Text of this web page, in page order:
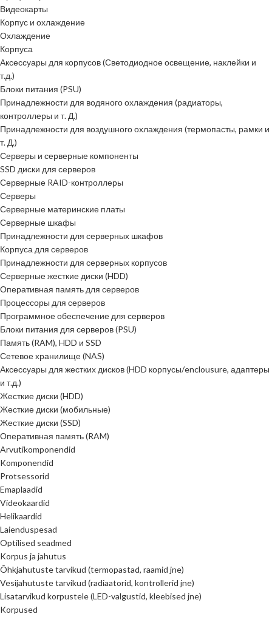
Видеокарты
Корпус и охлаждение
Охлаждение
Корпуса
Аксессуары для корпусов (Светодиодное освещение, наклейки и
т.д.)
Блоки питания (PSU)
Принадлежности для водяного охлаждения (радиаторы,
контроллеры и т. Д.)
Принадлежности для воздушного охлаждения (термопасты, рамки и
т. Д.)
Серверы и серверные компоненты
SSD диски для серверов
Серверные RAID-контроллеры
Серверы
Серверные материнские платы
Серверные шкафы
Принадлежности для серверных шкафов
Корпуса для серверов
Принадлежности для серверных корпусов
Серверные жесткие диски (HDD)
Оперативная память для серверов
Процессоры для серверов
Программное обеспечение для серверов
Блоки питания для серверов (PSU)
Память (RAM), HDD и SSD
Сетевое хранилище (NAS)
Аксессуары для жестких дисков (HDD корпусы/enclousure, адаптеры
и т.д.)
Жесткие диски (HDD)
Жесткие диски (мобильные)
Жесткие диски (SSD)
Оперативная память (RAM)
Arvutikomponendid
Komponendid
Protsessorid
Emaplaadid
Videokaardid
Helikaardid
Laienduspesad
Optilised seadmed
Korpus ja jahutus
Õhkjahutuste tarvikud (termopastad, raamid jne)
Vesijahutuste tarvikud (radiaatorid, kontrollerid jne)
Lisatarvikud korpustele (LED-valgustid, kleebised jne)
Korpused